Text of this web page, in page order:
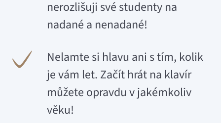
nerozlišuji své studenty na
nadané a nenadané!
Nelamte si hlavu ani s tím, kolik
je vám let. Začít hrát na klavír
můžete opravdu v jakémkoliv
věku!